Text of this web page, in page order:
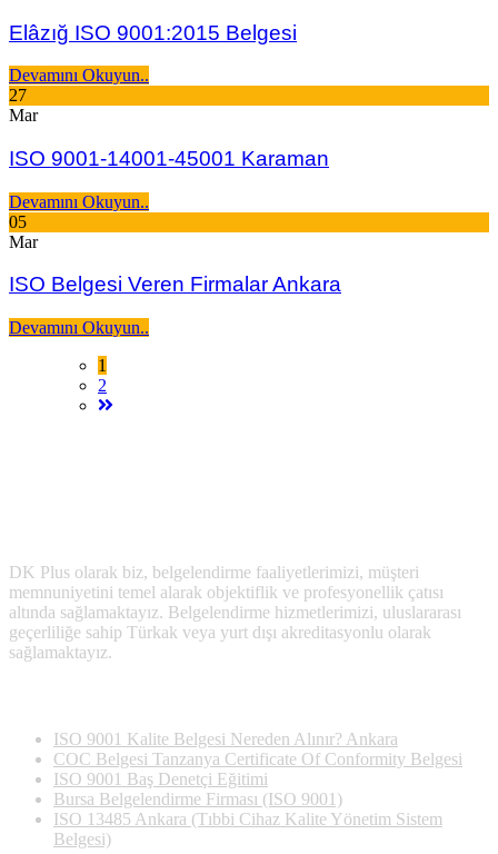
Elâzığ ISO 9001:2015 Belgesi
Devamını Okuyun..
27
Mar
ISO 9001-14001-45001 Karaman
Devamını Okuyun..
05
Mar
ISO Belgesi Veren Firmalar Ankara
Devamını Okuyun..
1
2
DK Plus olarak biz, belgelendirme faaliyetlerimizi, müşteri
memnuniyetini temel alarak objektiflik ve profesyonellik çatısı
altında sağlamaktayız. Belgelendirme hizmetlerimizi, uluslararası
geçerliliğe sahip Türkak veya yurt dışı akreditasyonlu olarak
sağlamaktayız.
ISO 9001 Kalite Belgesi Nereden Alınır? Ankara
COC Belgesi Tanzanya Certificate Of Conformity Belgesi
ISO 9001 Baş Denetçi Eğitimi
Bursa Belgelendirme Firması (ISO 9001)
ISO 13485 Ankara (Tıbbi Cihaz Kalite Yönetim Sistem
Belgesi)